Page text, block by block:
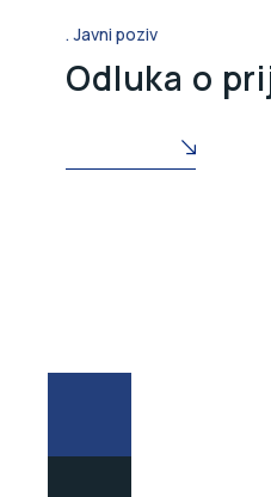
Javni poziv
Odluka o